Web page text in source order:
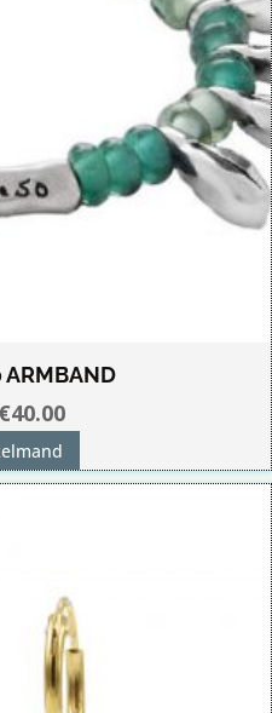
ARMBAND
Oorspronkelijke
€40.00Huidige
is: